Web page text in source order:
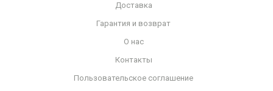
Доставка
Гарантия и возврат
О нас
Контакты
Пользовательское соглашение